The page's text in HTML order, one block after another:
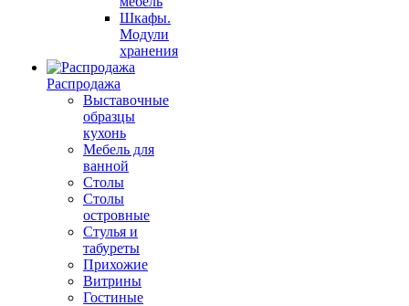
Шкафы.
Модули
хранения
Распродажа
Выставочные
образцы
кухонь
Мебель для
ванной
Столы
Столы
островные
Стулья и
табуреты
Прихожие
Витрины
Гостиные